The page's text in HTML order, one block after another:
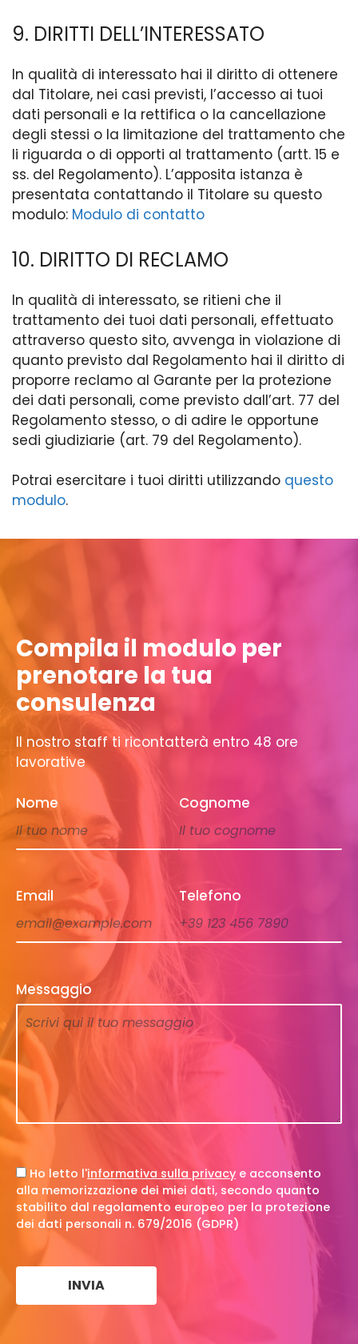
9. DIRITTI DELL’INTERESSATO
In qualità di interessato hai il diritto di ottenere
dal Titolare, nei casi previsti, l’accesso ai tuoi
dati personali e la rettifica o la cancellazione
degli stessi o la limitazione del trattamento che
li riguarda o di opporti al trattamento (artt. 15 e
ss. del Regolamento). L’apposita istanza è
presentata contattando il Titolare su questo
modulo: Modulo di contatto
10. DIRITTO DI RECLAMO
In qualità di interessato, se ritieni che il
trattamento dei tuoi dati personali, effettuato
attraverso questo sito, avvenga in violazione di
quanto previsto dal Regolamento hai il diritto di
proporre reclamo al Garante per la protezione
dei dati personali, come previsto dall’art. 77 del
Regolamento stesso, o di adire le opportune
sedi giudiziarie (art. 79 del Regolamento).
Potrai esercitare i tuoi diritti utilizzando questo
modulo.
Compila il modulo per
prenotare la tua
consulenza
Il nostro staff ti ricontatterà entro 48 ore
lavorative
Nome Cognome
Email Telefono
Messaggio
Ho letto l'informativa sulla privacy e acconsento
alla memorizzazione dei miei dati, secondo quanto
stabilito dal regolamento europeo per la protezione
dei dati personali n. 679/2016 (GDPR)